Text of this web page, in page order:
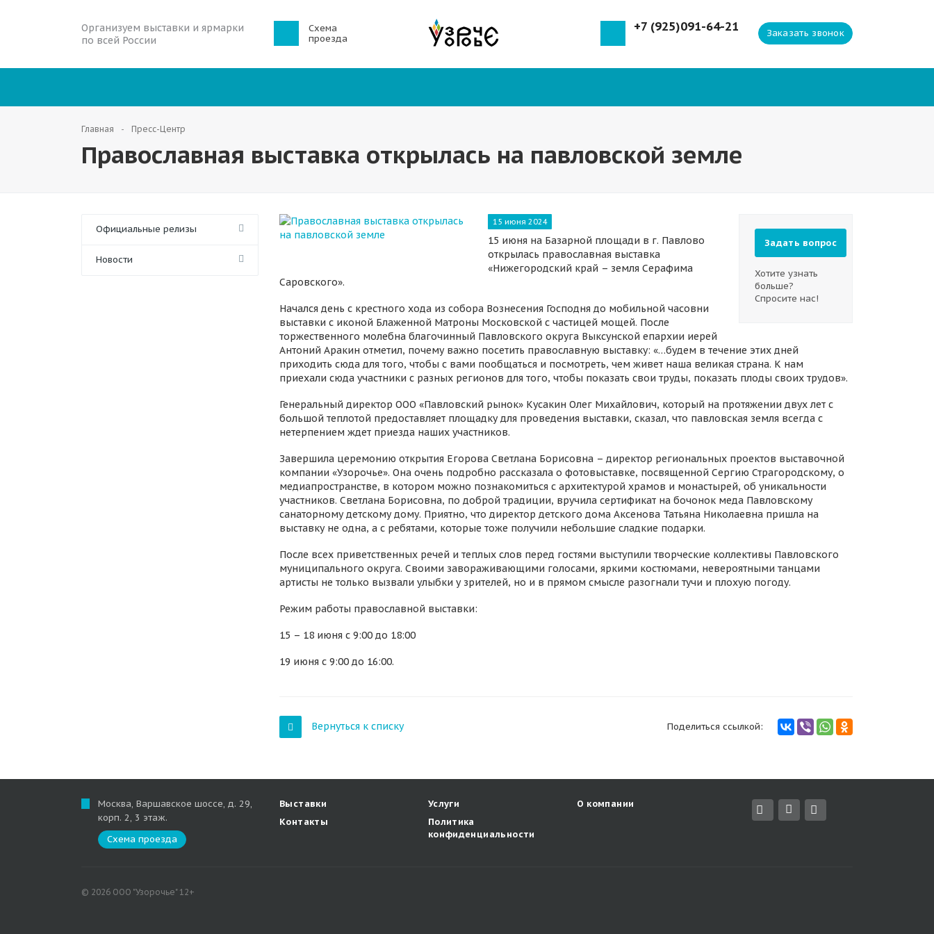
Организуем выставки и ярмарки
по всей России
Схема
проезда
Заказать звонок
+7 (925)091-64-21
Главная Пресс-Центр
Православная выставка открылась на павловской земле
Официальные релизы
Новости
Задать вопрос
Хотите узнать
больше?
Спросите нас!
15 июня 2024
15 июня на Базарной площади в г. Павлово
открылась православная выставка
«Нижегородский край – земля Серафима
Саровского».
Начался день с крестного хода из собора Вознесения Господня до мобильной часовни
выставки с иконой Блаженной Матроны Московской с частицей мощей. После
торжественного молебна благочинный Павловского округа Выксунской епархии иерей
Антоний Аракин отметил, почему важно посетить православную выставку: «…будем в течение этих дней
приходить сюда для того, чтобы с вами пообщаться и посмотреть, чем живет наша великая страна. К нам
приехали сюда участники с разных регионов для того, чтобы показать свои труды, показать плоды своих трудов».
Генеральный директор ООО «Павловский рынок» Кусакин Олег Михайлович, который на протяжении двух лет с
большой теплотой предоставляет площадку для проведения выставки, сказал, что павловская земля всегда с
нетерпением ждет приезда наших участников.
Завершила церемонию открытия Егорова Светлана Борисовна – директор региональных проектов выставочной
компании «Узорочье». Она очень подробно рассказала о фотовыставке, посвященной Сергию Страгородскому, о
медиапространстве, в котором можно познакомиться с архитектурой храмов и монастырей, об уникальности
участников. Светлана Борисовна, по доброй традиции, вручила сертификат на бочонок меда Павловскому
санаторному детскому дому. Приятно, что директор детского дома Аксенова Татьяна Николаевна пришла на
выставку не одна, а с ребятами, которые тоже получили небольшие сладкие подарки.
После всех приветственных речей и теплых слов перед гостями выступили творческие коллективы Павловского
муниципального округа. Своими завораживающими голосами, яркими костюмами, невероятными танцами
артисты не только вызвали улыбки у зрителей, но и в прямом смысле разогнали тучи и плохую погоду.
Режим работы православной выставки:
15 – 18 июня с 9:00 до 18:00
19 июня с 9:00 до 16:00.
Поделиться ссылкой:
Вернуться к списку
Москва, Варшавское шоссе, д. 29,
корп. 2, 3 этаж.
Схема проезда
Выставки Услуги
О компании
Контакты
Политика
конфиденциальности
© 2026 ООО "Узорочье" 12+